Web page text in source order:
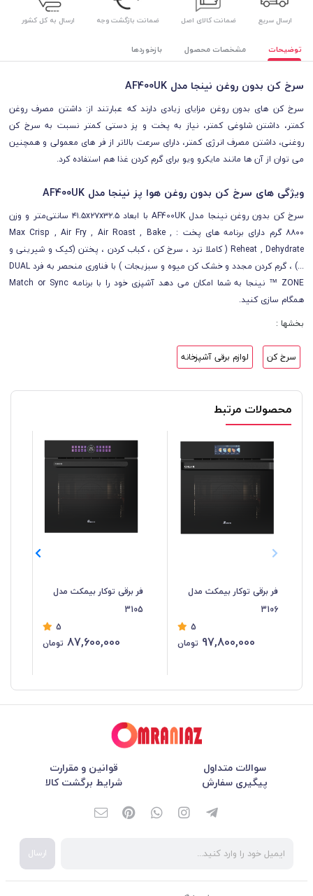
ارسال سریع ضمانت کالای اصل ضمانت بازگشت وجه ارسال به کل کشور
توضیحات مشخصات محصول بازخوردها
سرخ کن بدون روغن نینجا مدل AF400UK
سرخ کن های بدون روغن مزایای زیادی دارند که عبارتند از: داشتن مصرف روغن
کمتر، داشتن شلوغی کمتر، نیاز به پخت و پز دستی کمتر نسبت به سرخ کن
روغنی، داشتن مصرف انرژی کمتر، دارای سرعت بالاتر از فر های معمولی و همچنین
می توان از آن ها مانند مایکرو ویو برای گرم کردن غذا هم استفاده کرد.
ویژگی های سرخ کن بدون روغن هوا پز نینجا مدل AF400UK
سرخ کن بدون روغن نینجا مدل AF400UK با ابعاد
۴۱.۵x۲۷x۳۲.۵ سانتی‌متر و وزن
۸۸۰۰ گرم دارای
برنامه های پخت : Max Crisp , Air Fry , Air Roast , Bake ,
Reheat , Dehydrate ( کاملا ترد ، سرخ کن ، کباب کردن ، پختن (کیک و شیرینی و
...) ، گرم کردن مجدد و خشک کن میوه و سبزیجات ) با فناوری منحصر به فرد DUAL
ZONE ™ نینجا به شما امکان می دهد آشپزی خود را با برنامه Match or Sync
همگام سازی کنید.
بخشها :
سرخ کن لوازم برقی آشپزخانه
محصولات مرتبط
فر برقی توکار بیمکث مدل
3106
5
97,800,000 تومان
فر برقی توکار بیمکث مدل
3105
5
87,600,000 تومان
سوالات متداول
قوانین و مقرارت
پیگیری سفارش
شرایط برگشت کالا
ارسال